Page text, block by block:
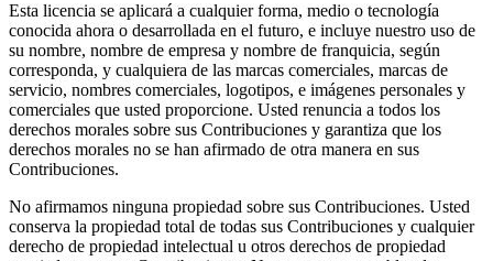
Esta licencia se aplicará a cualquier forma, medio o tecnología
conocida ahora o desarrollada en el futuro, e incluye nuestro uso de
su nombre, nombre de empresa y nombre de franquicia, según
corresponda, y cualquiera de las marcas comerciales, marcas de
servicio, nombres comerciales, logotipos, e imágenes personales y
comerciales que usted proporcione. Usted renuncia a todos los
derechos morales sobre sus Contribuciones y garantiza que los
derechos morales no se han afirmado de otra manera en sus
Contribuciones.
No afirmamos ninguna propiedad sobre sus Contribuciones. Usted
conserva la propiedad total de todas sus Contribuciones y cualquier
derecho de propiedad intelectual u otros derechos de propiedad